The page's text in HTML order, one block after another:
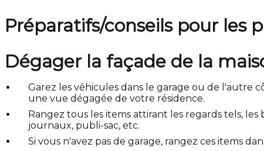
Préparatifs/conseils pour les
Dégager la façade de la
Garez les véhicules dans le garage ou de l'autre
une vue dégagée de votre résidence.
Rangez tous les items attirant les regards tels,
journaux, publi-sac, etc.
Si vous n'avez pas de garage, rangez ces items